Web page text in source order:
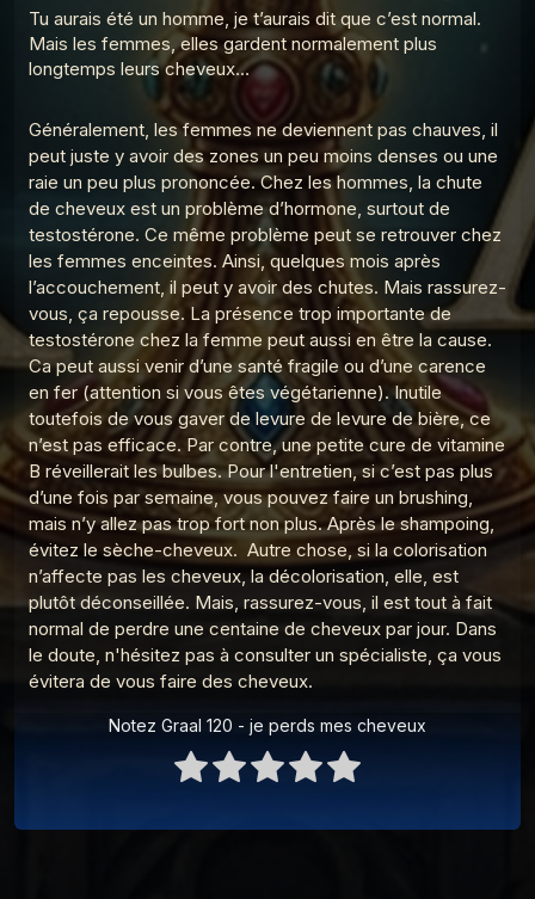
Les réponses du Graal
Graal 136 - Je suis
4
Graal 97 - La croix de prunier ?
Les réponses du Graal
5
Graal 96 - Verlaine a-t-il tué Rimbaud ?
Les réponses du Graal
6
Graal 94 - Amour sans sexe ?
Les réponses du Graal
7
Graal 93 - Sodome et Gomorrhe ?
Les réponses du Graal
8
Graal 92 - Noé a-t-il existé ?
Les réponses du Graal
9
Graal 91 - Adam, Eve et le sexe
Les réponses du Graal
10
Graal 163 - La peur de l'avion
Les réponses du Graal
11
Graal 162 - Pleurer de joie
Les réponses du Graal
12
Graal 161 - Le monkey-barring
Les réponses du Graal
13
Graal 159 - Le petit déjeuner
Les réponses du Graal
Graal 149 - Intelligence Artificielle
Tu aurais été un homme, je t’aurais dit que c’est normal.
Mais les femmes, elles gardent normalement plus
longtemps leurs cheveux…
Généralement, les femmes ne deviennent pas chauves, il
peut juste y avoir des zones un peu moins denses ou une
raie un peu plus prononcée. Chez les hommes, la chute
de cheveux est un problème d’hormone, surtout de
testostérone. Ce même problème peut se retrouver chez
les femmes enceintes. Ainsi, quelques mois après
l’accouchement, il peut y avoir des chutes. Mais rassurez-
vous, ça repousse. La présence trop importante de
testostérone chez la femme peut aussi en être la cause.
Ca peut aussi venir d’une santé fragile ou d’une carence
en fer (attention si vous êtes végétarienne). Inutile
toutefois de vous gaver de levure de levure de bière, ce
n’est pas efficace. Par contre, une petite cure de vitamine
B réveillerait les bulbes. Pour l'entretien, si c’est pas plus
d’une fois par semaine, vous pouvez faire un brushing,
mais n’y allez pas trop fort non plus. Après le shampoing,
évitez le sèche-cheveux. Autre chose, si la colorisation
n’affecte pas les cheveux, la décolorisation, elle, est
plutôt déconseillée. Mais, rassurez-vous, il est tout à fait
normal de perdre une centaine de cheveux par jour. Dans
le doute, n'hésitez pas à consulter un spécialiste, ça vous
évitera de vous faire des cheveux.
Notez Graal 120 - je perds mes cheveux